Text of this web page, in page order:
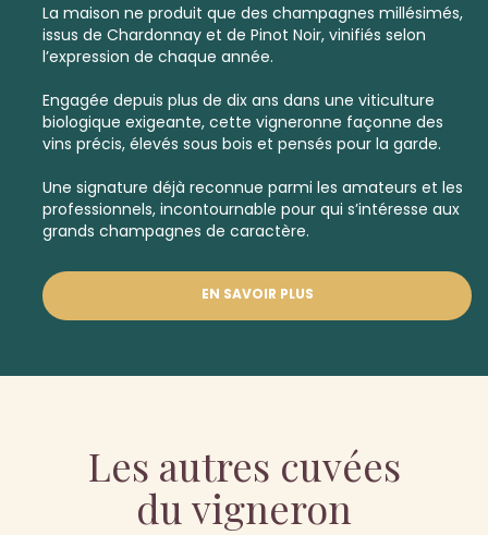
La maison ne produit que des champagnes millésimés,
issus de Chardonnay et de Pinot Noir, vinifiés selon
l’expression de chaque année.
Engagée depuis plus de dix ans dans une viticulture
biologique exigeante, cette vigneronne façonne des
vins précis, élevés sous bois et pensés pour la garde.
Une signature déjà reconnue parmi les amateurs et les
professionnels, incontournable pour qui s’intéresse aux
grands champagnes de caractère.
EN SAVOIR PLUS
Les autres cuvées
du vigneron